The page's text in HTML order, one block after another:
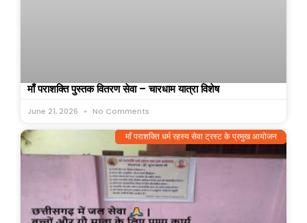
माँ पराशक्ति पुस्तक वितरण सेवा – चारधाम यात्रा विशेष
June 21, 2026 No Comments
माँ पराशक्ति धर्म रहस्य सेवा ट्रस्ट के प्रमुख आयोजन